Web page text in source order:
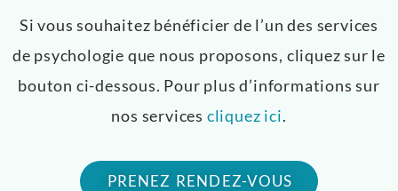
Si vous souhaitez bénéficier de l’un des services
de psychologie que nous proposons, cliquez sur le
bouton ci-dessous. Pour plus d’informations sur
nos services cliquez ici.
PRENEZ RENDEZ-VOUS